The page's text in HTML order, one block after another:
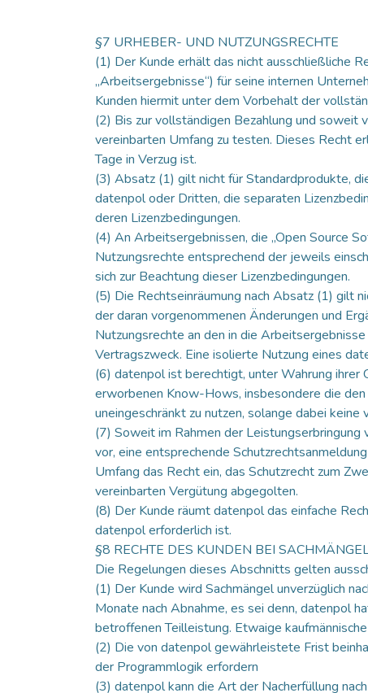
§7 URHEBER- UND NUTZUNGSRECHTE
(1) Der Kunde erhält das nicht ausschließliche
„Arbeitsergebnisse“) für seine internen
Kunden hiermit unter dem Vorbehalt der
(2) Bis zur vollständigen Bezahlung und
vereinbarten Umfang zu testen. Dieses Recht
Tage in Verzug ist.
(3) Absatz (1) gilt nicht für Standardprodukte,
datenpol oder Dritten, die separaten
deren Lizenzbedingungen.
(4) An Arbeitsergebnissen, die „Open Source
Nutzungsrechte entsprechend der jeweils
sich zur Beachtung dieser Lizenzbedingungen.
(5) Die Rechtseinräumung nach Absatz (1) gilt
der daran vorgenommenen Änderungen und
Nutzungsrechte an den in die
Vertragszweck. Eine isolierte Nutzung eines
(6) datenpol ist berechtigt, unter Wahrung
erworbenen Know-Hows, insbesondere die
uneingeschränkt zu nutzen, solange dabei
(7) Soweit im Rahmen der
vor, eine entsprechende
Umfang das Recht ein, das Schutzrecht zum
vereinbarten Vergütung abgegolten.
(8) Der Kunde räumt datenpol das einfache
datenpol erforderlich ist.
§8 RECHTE DES KUNDEN BEI
Die Regelungen dieses Abschnitts gelten
(1) Der Kunde wird Sachmängel unverzüglich
Monate nach Abnahme, es sei denn, datenpol
betroffenen Teilleistung. Etwaige
(2) Die von datenpol gewährleistete Frist
der Programmlogik erfordern
(3) datenpol kann die Art der Nacherfüllung